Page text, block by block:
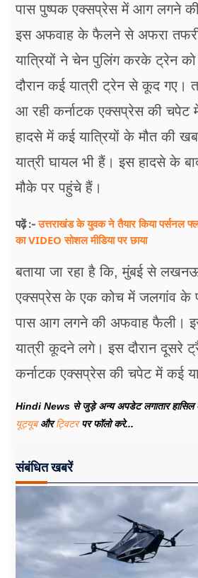
पास पुष्पक एक्सप्रेस में आग लगने
इस अफवाह के फैलने से अफरा
यात्रियों ने चेन पुलिंग करके ट्रेन
दौरान कई यात्री ट्रेन से कूद गए।
आ रही कर्नाटक एक्सप्रेस की चपेट
हादसे में कई यात्रियों के मौत की
यात्री घायल भी हैं। इस हादसे के
मौके पर पहुंचे हैं।
पढ़ें :-उत्तराखंड के युवक ने तैयार किया पर्सनल
का VIDEO सोशल मीडिया पर छाया
बताया जा रहा है कि, मुंबई से
एक्सप्रेस के एक कोच में जलगांव के
पास आग लगने की अफवाह फैली।
यात्री कूदने लगे। इस दौरान दूसरे
कर्नाटक एक्सप्रेस की चपेट में कई
Hindi News से जुड़े अन्य अपडेट लगातार हासिल
यूट्यूबऔरट्विटरपर फॉलो करे...
संबंधित खबरें